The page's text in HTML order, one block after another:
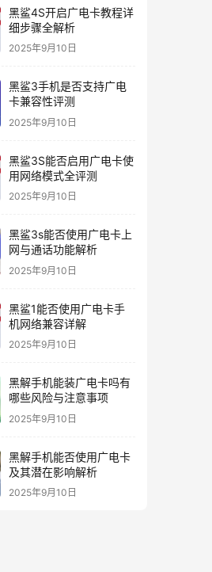
黑鲨4S开启广电卡教程详
细步骤全解析
2025年9月10日
黑鲨3手机是否支持广电
卡兼容性评测
2025年9月10日
黑鲨3S能否启用广电卡使
用网络模式全评测
2025年9月10日
黑鲨3s能否使用广电卡上
网与通话功能解析
2025年9月10日
黑鲨1能否使用广电卡手
机网络兼容详解
2025年9月10日
黑解手机能装广电卡吗有
哪些风险与注意事项
2025年9月10日
黑解手机能否使用广电卡
及其潜在影响解析
2025年9月10日